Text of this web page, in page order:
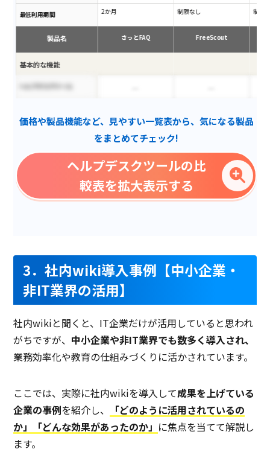
最低利用期間
製品名
基本的な機能
社内向け
顧客管理
チャット・メッセージ
FAQの作成
AI自動応答機能
API連携
サービス資料
無料ダウンロード
2か月
さっとFAQ
制限なし
FreeScout
制限
価格や製品機能など、見やすい一覧表から、気になる製品
をまとめてチェック!
ヘルプデスクツールの比
較表を拡大表示する
3．社内wiki導入事例【中小企業・
非IT業界の活用】
社内wikiと聞くと、IT企業だけが活用していると思われ
がちですが、 中小企業や非IT業界でも数多く導入され、
業務効率化や教育の仕組みづくりに活かされています。
ここでは、実際に社内wikiを導入して成果を上げている
企業の事例を紹介し、
「どのように活用されているの
か」「どんな効果があったのか」 に焦点を当てて解説し
ます。